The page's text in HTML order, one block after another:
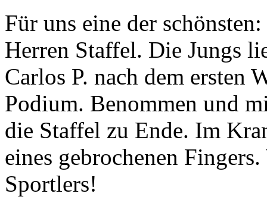
Für uns eine der
Herren Staffel. Die Jungs
Carlos P. nach dem ersten
Podium. Benommen und
die Staffel zu Ende. Im
eines gebrochenen
Sportlers!